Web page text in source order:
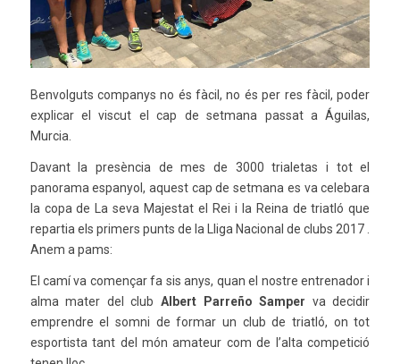
Benvolguts companys no és fàcil, no és per res fàcil, poder
explicar el viscut el cap de setmana passat a Águilas,
Murcia.
Davant la presència de mes de 3000 trialetas i tot el
panorama espanyol, aquest cap de setmana es va celebara
la copa de La seva Majestat el Rei i la Reina de triatló que
repartia els primers punts de la Lliga Nacional de clubs 2017 .
Anem a pams:
El camí va començar fa sis anys, quan el nostre entrenador i
alma mater del club Albert Parreño Samper va decidir
emprendre el somni de formar un club de triatló, on tot
esportista tant del món amateur com de l’alta competició